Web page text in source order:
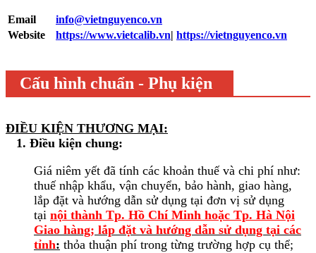
Email
info@vietnguyenco.vn
Website
https://www.vietcalib.vn https://vietnguyenco.vn
Cấu hình chuẩn - Phụ kiện
ĐIỀU KIỆN THƯƠNG MẠI:
1. Điều kiện chung:
Giá niêm yết đã tính các khoản thuế và chi phí như:
thuế nhập khẩu, vận chuyển, bảo hành, giao hàng,
lắp đặt và hướng dẫn sử dụng tại đơn vị sử dụng
tại nội thành Tp. Hồ Chí Minh hoặc Tp. Hà Nội
Giao hàng; lắp đặt và hướng dẫn sử dụng tại các
tỉnh: thỏa thuận phí trong từng trường hợp cụ thể;